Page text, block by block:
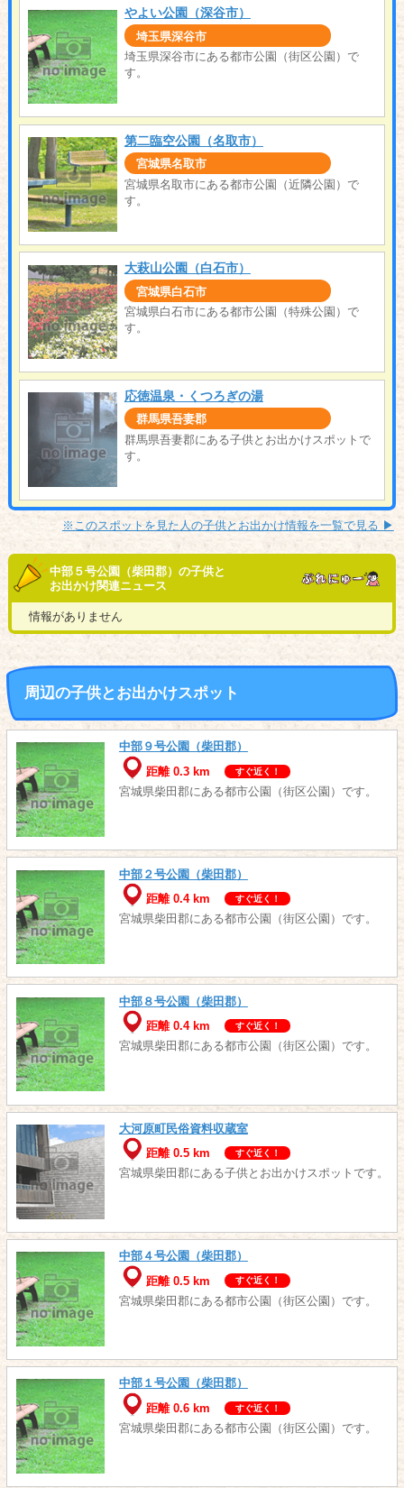
やよい公園（深谷市）
埼玉県深谷市
埼玉県深谷市にある都市公園（街区公園）で
す。
第二臨空公園（名取市）
宮城県名取市
宮城県名取市にある都市公園（近隣公園）で
す。
大萩山公園（白石市）
宮城県白石市
宮城県白石市にある都市公園（特殊公園）で
す。
応徳温泉・くつろぎの湯
群馬県吾妻郡
群馬県吾妻郡にある子供とお出かけスポットで
す。
※このスポットを見た人の子供とお出かけ情報を一覧で見る ▶︎
中部５号公園（柴田郡）の子供と
お出かけ関連ニュース
情報がありません
周辺の子供とお出かけスポット
中部９号公園（柴田郡）
距離 0.3 km
すぐ近く！
宮城県柴田郡にある都市公園（街区公園）です。
中部２号公園（柴田郡）
距離 0.4 km
すぐ近く！
宮城県柴田郡にある都市公園（街区公園）です。
中部８号公園（柴田郡）
距離 0.4 km
すぐ近く！
宮城県柴田郡にある都市公園（街区公園）です。
大河原町民俗資料収蔵室
距離 0.5 km
すぐ近く！
宮城県柴田郡にある子供とお出かけスポットです。
中部４号公園（柴田郡）
距離 0.5 km
すぐ近く！
宮城県柴田郡にある都市公園（街区公園）です。
中部１号公園（柴田郡）
距離 0.6 km
すぐ近く！
宮城県柴田郡にある都市公園（街区公園）です。